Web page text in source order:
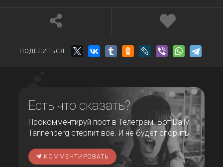
ПОДЕЛИТЬСЯ:
Есть что сказать?
Прокомментируй пост в Телеграм. Бот Daily
Tannenberg стерпит всё. И не будет спорить.
КОММЕНТИРОВАТЬ